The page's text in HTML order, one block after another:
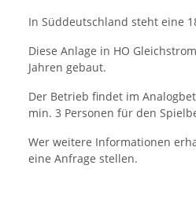
In Süddeutschland steht eine
Diese Anlage in HO
Jahren gebaut.
Der Betrieb findet im
min. 3 Personen für den
Wer weitere Informationen
eine Anfrage stellen.